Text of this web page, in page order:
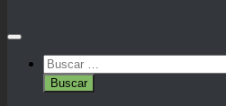
Buscar: